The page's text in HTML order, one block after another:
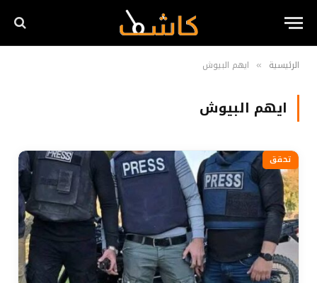
الرئيسية » ايهم البيوش
ايهم البيوش
تحقق